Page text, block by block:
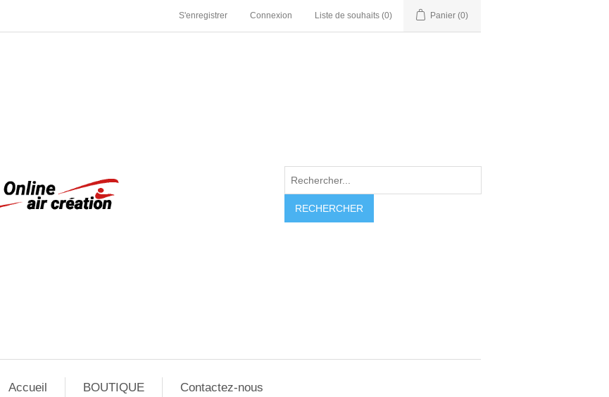
S'enregistrer Connexion Liste de souhaits (0) Panier (0)
RECHERCHER
Accueil BOUTIQUE Contactez-nous